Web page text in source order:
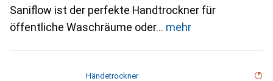
Saniflow ist der perfekte Handtrockner für
öffentliche Waschräume oder
mehr
Händetrockner